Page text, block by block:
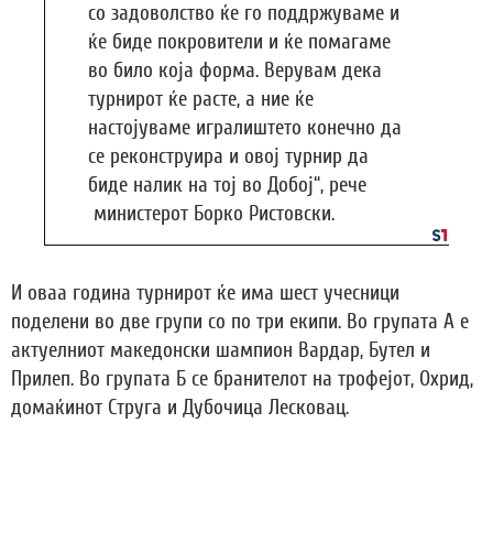
со задоволство ќе го поддржуваме и
ќе биде покровители и ќе помагаме
во било која форма. Верувам дека
турнирот ќе расте, а ние ќе
настојуваме игралиштето конечно да
се реконструира и овој турнир да
биде налик на тој во Добој“, рече
министерот Борко Ристовски.
И оваа година турнирот ќе има шест учесници
поделени во две групи со по три екипи. Во групата А е
актуелниот македонски шампион Вардар, Бутел и
Прилеп. Во групата Б се бранителот на трофејот, Охрид,
домаќинот Струга и Дубочица Лесковац.